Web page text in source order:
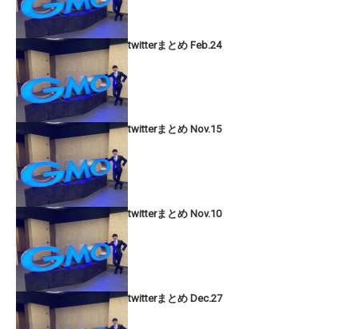
twitterまとめ Feb.24
twitterまとめ Nov.15
twitterまとめ Nov.10
twitterまとめ Dec.27